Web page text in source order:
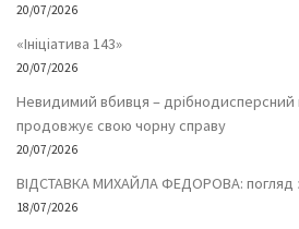
20/07/2026
«Ініціатива 143»
20/07/2026
Невидимий вбивця – дрібнодисперсний
продовжує свою чорну справу
20/07/2026
ВІДСТАВКА МИХАЙЛА ФЕДОРОВА: погляд
18/07/2026